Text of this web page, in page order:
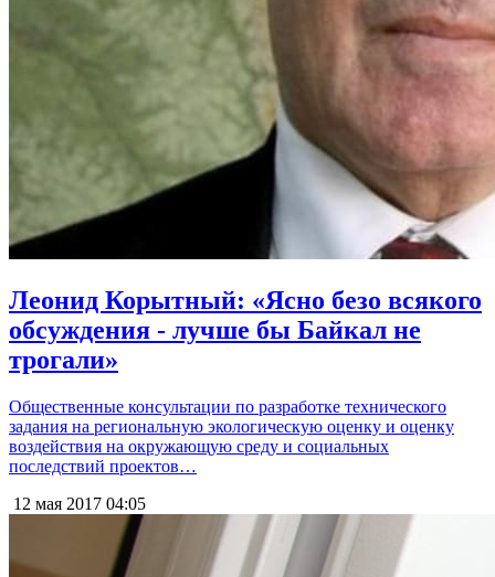
Леонид Корытный: «Ясно безо всякого
обсуждения - лучше бы Байкал не
трогали»
Общественные консультации по разработке технического
задания на региональную экологическую оценку и оценку
воздействия на окружающую среду и социальных
последствий проектов…
12 мая 2017 04:05